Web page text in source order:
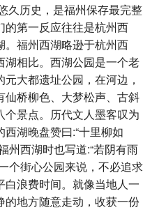
久历史，是福州保存最完整
的第一反应往往是杭州西
。福州西湖略逊于杭州西
相比。西湖公园是一个老
大都遗址公园，在河边，
仙桥柳色、大梦松声、古斜
景点。历代文人墨客叹为
湖晚盘赞曰:“十里柳如
州西湖时也写道:“若阴有雨
个街心公园来说，不必追求
浪费时间。就像当地人一
地方随意走动，收获一份